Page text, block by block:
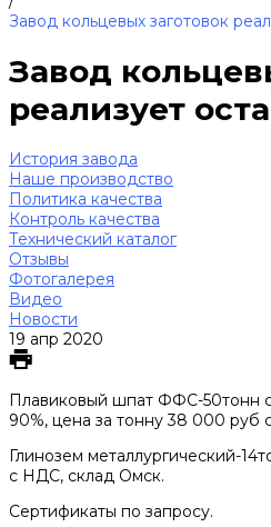
Завод кольцевых заготовок
Завод
реализует
История завода
Наше производство
Политика качества
Контроль качества
Технический каталог
Отзывы
Фотогалерея
Видео
Новости
19 апр 2020
Плавиковый шпат ФФС-50тонн
90%, цена за тонну 38 000 руб
Глинозем металлургический-
с НДС, склад Омск.
Сертификаты по запросу.